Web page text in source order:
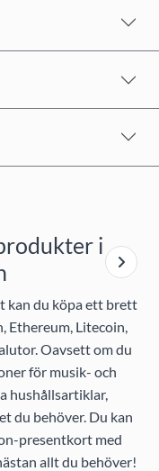
i
kan du köpa ett brett
Ethereum, Litecoin,
Oavsett om du
för musik- och
hushållsartiklar,
du behöver. Du kan
presentkort med
allt du behöver!